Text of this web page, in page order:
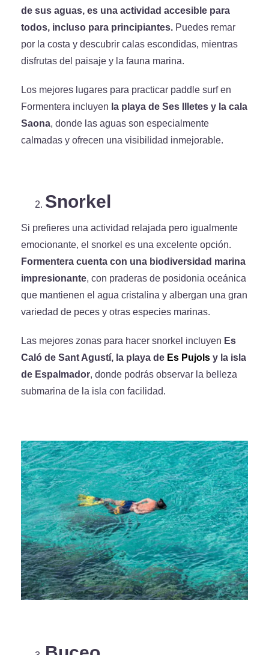
de sus aguas, es una actividad accesible para
todos, incluso para principiantes. Puedes remar
por la costa y descubrir calas escondidas, mientras
disfrutas del paisaje y la fauna marina.
Los mejores lugares para practicar paddle surf en
Formentera incluyen la playa de Ses Illetes y la cala
Saona, donde las aguas son especialmente
calmadas y ofrecen una visibilidad inmejorable.
Snorkel
Si prefieres una actividad relajada pero igualmente
emocionante, el snorkel es una excelente opción.
Formentera cuenta con una biodiversidad marina
impresionante, con praderas de posidonia oceánica
que mantienen el agua cristalina y albergan una gran
variedad de peces y otras especies marinas.
Las mejores zonas para hacer snorkel incluyen Es
Caló de Sant Agustí, la playa de Es Pujols y la isla
de Espalmador, donde podrás observar la belleza
submarina de la isla con facilidad.